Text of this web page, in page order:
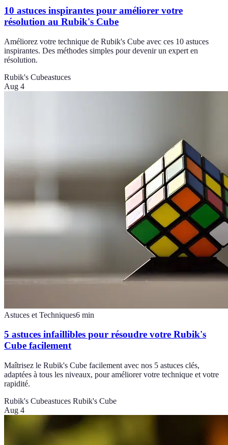
10 astuces inspirantes pour améliorer votre
résolution au Rubik's Cube
Améliorez votre technique de Rubik's Cube avec ces 10 astuces
inspirantes. Des méthodes simples pour devenir un expert en
résolution.
Rubik's Cubeastuces
Aug 4
Astuces et Techniques6 min
5 astuces infaillibles pour résoudre votre Rubik's
Cube facilement
Maîtrisez le Rubik's Cube facilement avec nos 5 astuces clés,
adaptées à tous les niveaux, pour améliorer votre technique et votre
rapidité.
Rubik's Cubeastuces Rubik's Cube
Aug 4